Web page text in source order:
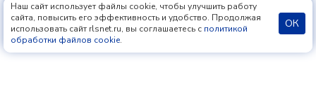
Наш сайт использует файлы cookie, чтобы улучшить работу
сайта, повысить его эффективность и удобство. Продолжая
использовать сайт rlsnet.ru, вы соглашаетесь с политикой
обработки файлов cookie.
ОК